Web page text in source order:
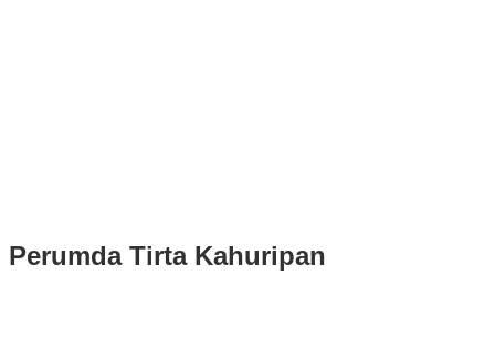
Perumda Tirta Kahuripan